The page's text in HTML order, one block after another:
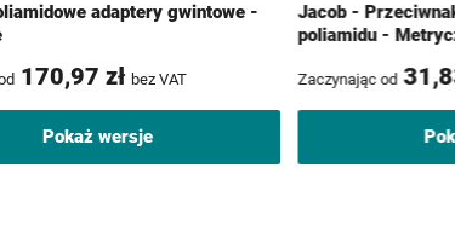
adaptery gwintowe -
170,97 zł bez VAT
Pokaż wersje
Jacob -
poliamidu -
Zaczynając od